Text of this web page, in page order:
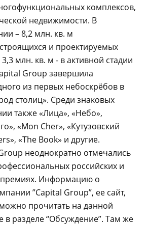
комплексов,
недвижимости. В
– 8,2 млн. кв. м
и проектируемых
млн. кв. м - в активной стадии
Group завершила
из первых небоскрёбов в
столиц». Среди знаковых
также «Лица», «Небо»,
«Mon Cher», «Кутузовский
«The Book» и другие.
неоднократно отмечались
российских и
Информацию о
”Capital Group”, ее сайт,
прочитать на данной
в разделе “Обсуждение”. Там же